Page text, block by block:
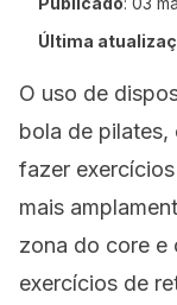
Última
O uso de
bola de pilates,
fazer
mais
zona do core e
exercícios de